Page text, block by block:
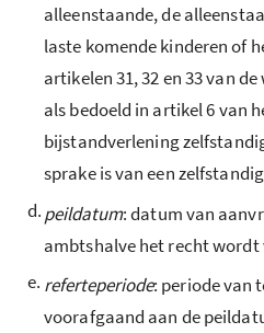
alleenstaande, de
laste komende kinderen of
artikelen 31, 32 en 33 van
als bedoeld in artikel 6 van
bijstandverlening
sprake is van een
d.peildatum: datum van
ambtshalve het recht wordt
e. referteperiode: periode van
voorafgaand aan de